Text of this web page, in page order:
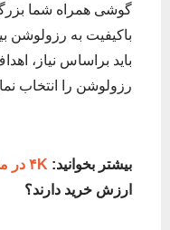
گوشی همراه شما
باکیفیت به رزولوشن
باید براساس نیاز،
رزولوشن را انتخاب
بیشتر بخوانید: ۴K در مقابل ۸K
ارزش خرید دارند؟